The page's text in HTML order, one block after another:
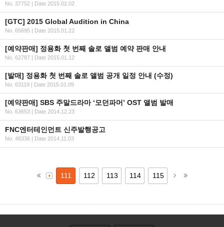
No. 37752 | Date 2015.02.02
[GTC] 2015 Global Audition in China
No. 65695 | Date 2015.01.22
[예약판매] 정용화 첫 번째 솔로 앨범 예약 판매 안내
No. 62787 | Date 2015.01.12
[발매] 정용화 첫 번째 솔로 앨범 공개 일정 안내 (수정)
No. 63119 | Date 2015.01.09
[예약판매] SBS 주말드라마 ‘모던파머’ OST 앨범 발매
No. 63653 | Date 2014.12.23
FNC엔터테인먼트 신주발행공고
No. 48336 | Date 2014.11.03
111 112 113 114 115